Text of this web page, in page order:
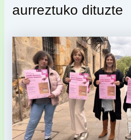
aurreztuko dituzte